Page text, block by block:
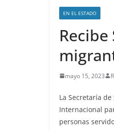
EN EL ESTADO
mayo 15, 2023
La Secretaría
Internacional
personas